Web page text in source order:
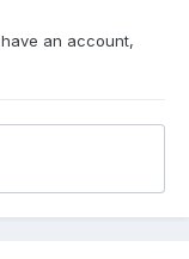
an account,